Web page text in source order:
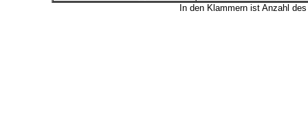
In den Klammern ist Anzahl